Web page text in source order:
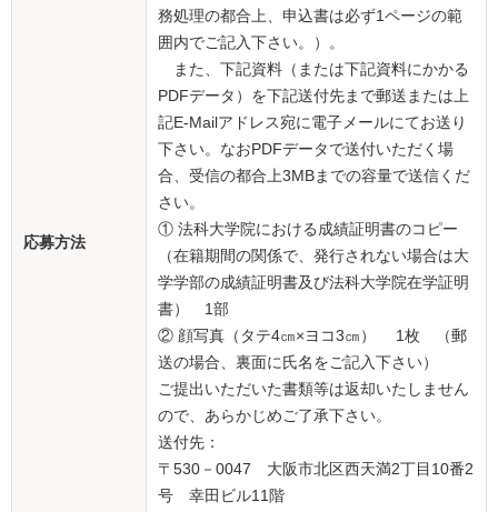
応募方法
務処理の都合上、申込書は必ず1ページの範
囲内でご記入下さい。）。
また、下記資料（または下記資料にかかる
PDFデータ）を下記送付先まで郵送または上
記E-Mailアドレス宛に電子メールにてお送り
下さい。なおPDFデータで送付いただく場
合、受信の都合上3MBまでの容量で送信くだ
さい。
① 法科大学院における成績証明書のコピー
（在籍期間の関係で、発行されない場合は大
学学部の成績証明書及び法科大学院在学証明
書） 1部
② 顔写真（タテ4㎝×ヨコ3㎝） 1枚 （郵
送の場合、裏面に氏名をご記入下さい）
ご提出いただいた書類等は返却いたしません
ので、あらかじめご了承下さい。
送付先：
〒530－0047 大阪市北区西天満2丁目10番2
号 幸田ビル11階